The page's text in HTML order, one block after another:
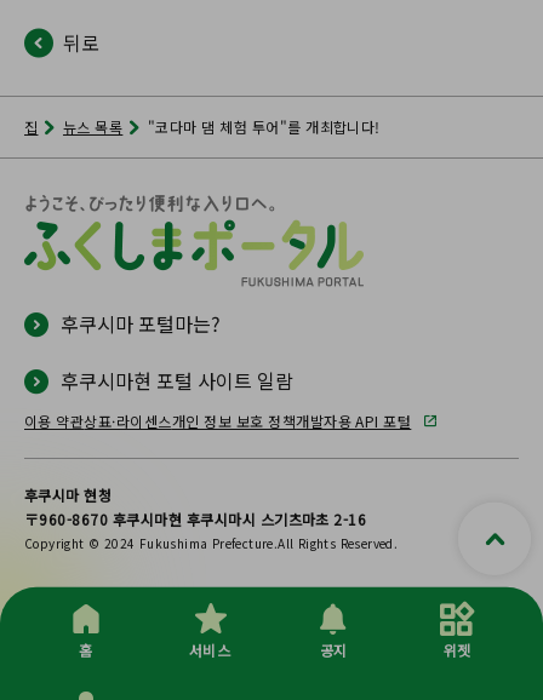
뒤로
집 뉴스 목록 "코다마 댐 체험 투어"를 개최합니다!
후쿠시마 포털마는?
후쿠시마현 포털 사이트 일람
이용 약관상표·라이센스개인 정보 보호 정책개발자용 API 포털
후쿠시마 현청
〒960-8670 후쿠시마현 후쿠시마시 스기츠마초 2-16
Copyright © 2024 Fukushima Prefecture.All Rights Reserved.
홈 서비스 공지 위젯